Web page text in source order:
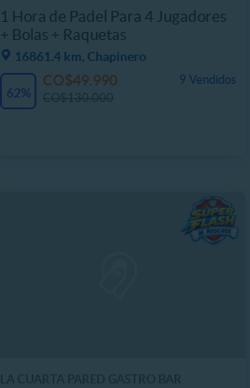
1 Hora de Padel Para 4 Jugadores
+ Bolas + Raquetas
16861.4 km, Chapinero
62%
9 Vendidos
CO$49.990